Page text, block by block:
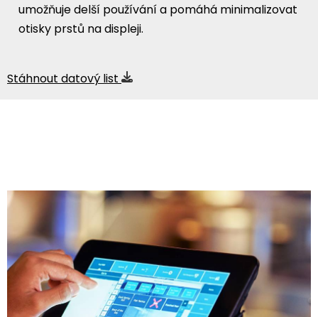
umožňuje delší používání a pomáhá minimalizovat
otisky prstů na displeji.
Stáhnout datový list